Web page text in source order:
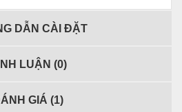
DẪN CÀI ĐẶT
LUẬN (0)
GIÁ (1)